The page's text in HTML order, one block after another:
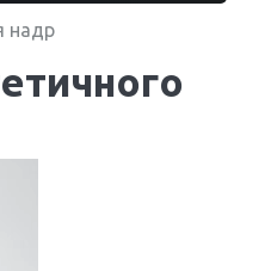
надр